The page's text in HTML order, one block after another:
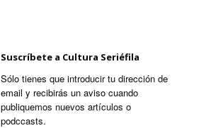
Suscríbete a Cultura Seriéfila
Sólo tienes que introducir tu dirección de
email y recibirás un aviso cuando
publiquemos nuevos artículos o
podccasts.